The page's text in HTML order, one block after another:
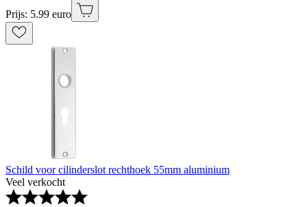
Prijs: 5.99 euro
Schild voor cilinderslot rechthoek 55mm aluminium
Veel verkocht